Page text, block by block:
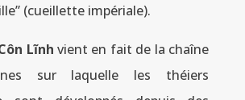
(cueillette impériale).
Lĩnh vient en fait de la chaîne
sur laquelle les théiers